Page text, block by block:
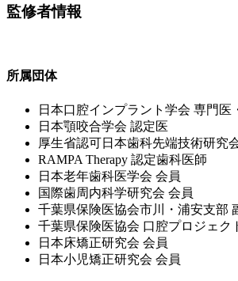
監修者情報
所属団体
⽇本⼝腔インプラント学会 専⾨医
⽇本顎咬合学会 認定医
厚⽣省認可⽇本⻭科先端技術研究
RAMPA Therapy 認定⻭科医師
⽇本⽼年⻭科医学会 会員
国際⻭周内科学研究会 会員
千葉県保険医協会市川・浦安⽀部
千葉県保険医協会 ⼝腔プロジェク
⽇本床矯正研究会 会員
⽇本⼩児矯正研究会 会員